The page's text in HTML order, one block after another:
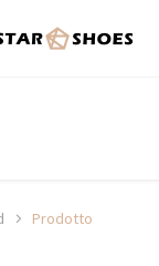
Prodotto